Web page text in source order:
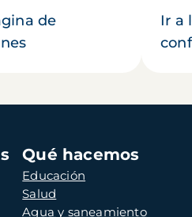
de
Ir a
Qué hacemos
Educación
Salud
Agua y saneamiento